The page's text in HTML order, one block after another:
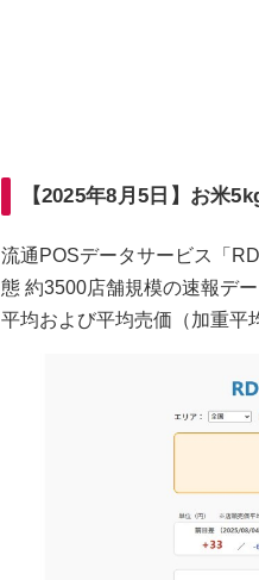
【2025年8月5日】お米
流通POSデータサービス「
態 約3500店舗規模の速報デ
平均および平均売価（加重平